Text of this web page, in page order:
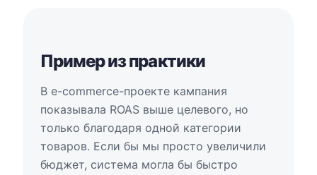
Пример из практики
В e-commerce-проекте кампания
показывала ROAS выше целевого, но
только благодаря одной категории
товаров. Если бы мы просто увеличили
бюджет, система могла бы быстро